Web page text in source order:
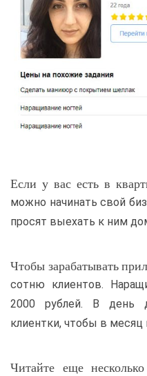
Если у вас есть в
можно начинать свой
просят выехать к ним
Чтобы зарабатывать
сотню клиентов.
2000 рублей. В день
клиентки, чтобы в месяц
Читайте еще